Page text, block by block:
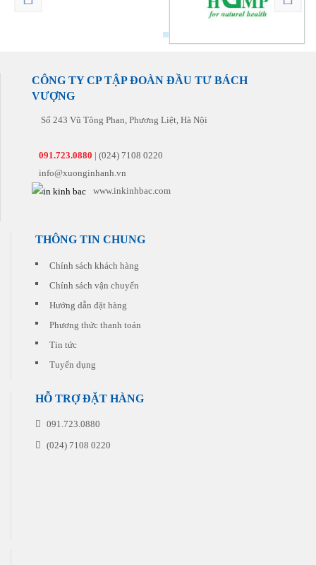
CÔNG TY CP TẬP ĐOÀN ĐẦU TƯ BÁCH
VƯỢNG
Số 243 Vũ Tông Phan, Phương Liệt, Hà Nội
091.723.0880 | (024) 7108 0220
info@xuonginhanh.vn
www.inkinhbac.com
THÔNG TIN CHUNG
Chính sách khách hàng
Chính sách vận chuyển
Hướng dẫn đặt hàng
Phương thức thanh toán
Tin tức
Tuyển dụng
HỖ TRỢ ĐẶT HÀNG
091.723.0880
(024) 7108 0220